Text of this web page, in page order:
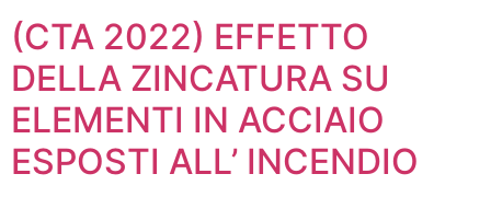
(CTA 2022) EFFETTO
DELLA ZINCATURA SU
ELEMENTI IN ACCIAIO
ESPOSTI ALL’ INCENDIO